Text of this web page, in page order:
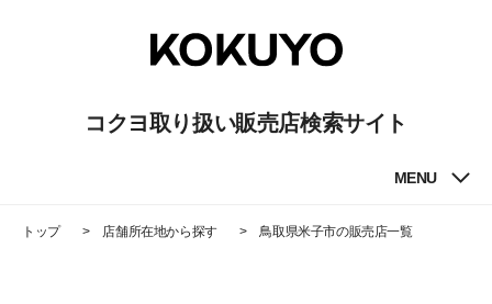
コクヨ取り扱い販売店検索サイト
MENU
トップ 店舗所在地から探す 鳥取県米子市の販売店一覧